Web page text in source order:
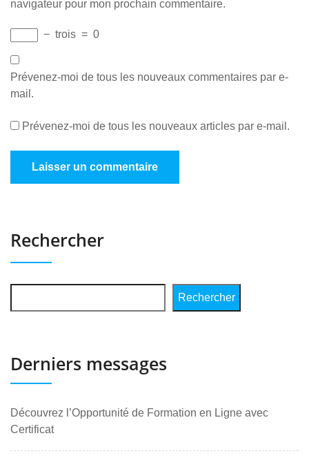
navigateur pour mon prochain commentaire.
− trois = 0
Prévenez-moi de tous les nouveaux commentaires par e-
mail.
Prévenez-moi de tous les nouveaux articles par e-mail.
Rechercher
Rechercher
Derniers messages
Découvrez l’Opportunité de Formation en Ligne avec
Certificat